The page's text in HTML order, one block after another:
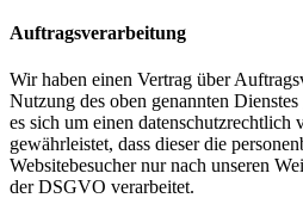
Auftragsverarbeitung
Wir haben einen Vertrag über
Nutzung des oben genannten
es sich um einen datenschutzrechtlich
gewährleistet, dass dieser die
Websitebesucher nur nach unseren
der DSGVO verarbeitet.